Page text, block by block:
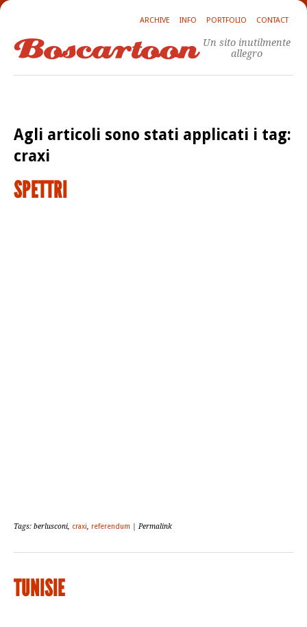
ARCHIVE INFO PORTFOLIO CONTACT
Un sito inutilmente
allegro
Agli articoli sono stati applicati i tag:
craxi
SPETTRI
Tags: berlusconi, craxi referendum | Permalink
TUNISIE